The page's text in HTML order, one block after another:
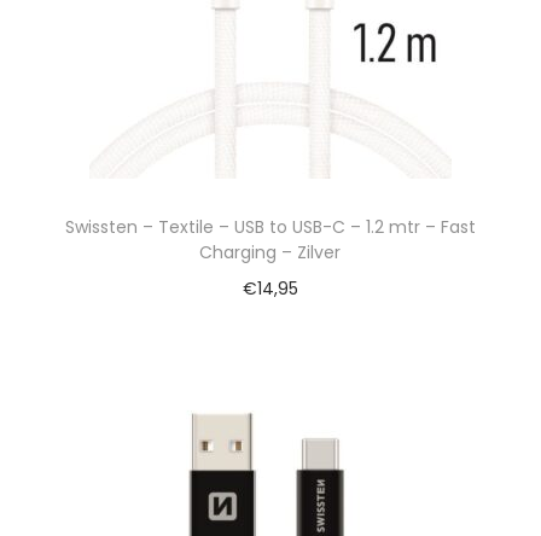
Swissten – Textile – USB to USB-C – 1.2 mtr – Fast
Charging – Zilver
€14,95